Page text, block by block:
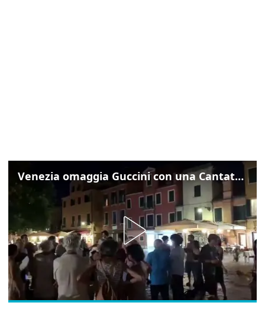
Venezia omaggia Guccini con una Cantata Anarchica in campo Santa Margherita